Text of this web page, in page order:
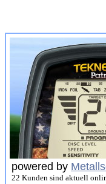
powered by
22 Kunden sind aktuell